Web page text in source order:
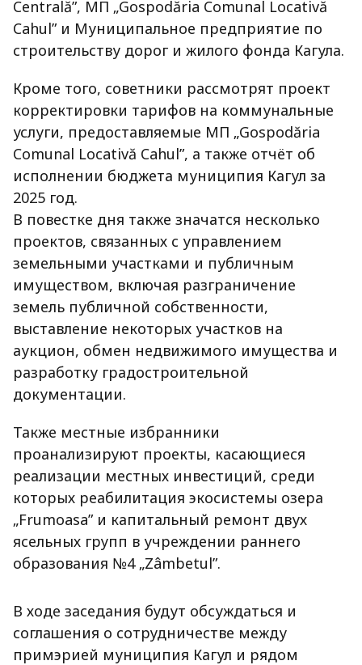
Centrală”, МП „Gospodăria Comunal Locativă
Cahul” и Муниципальное предприятие по
строительству дорог и жилого фонда Кагула.
Кроме того, советники рассмотрят проект
корректировки тарифов на коммунальные
услуги, предоставляемые МП „Gospodăria
Comunal Locativă Cahul”, а также отчёт об
исполнении бюджета муниципия Кагул за
2025 год.
В повестке дня также значатся несколько
проектов, связанных с управлением
земельными участками и публичным
имуществом, включая разграничение
земель публичной собственности,
выставление некоторых участков на
аукцион, обмен недвижимого имущества и
разработку градостроительной
документации.
Также местные избранники
проанализируют проекты, касающиеся
реализации местных инвестиций, среди
которых реабилитация экосистемы озера
„Frumoasa” и капитальный ремонт двух
ясельных групп в учреждении раннего
образования №4 „Zâmbetul”.
В ходе заседания будут обсуждаться и
соглашения о сотрудничестве между
примэрией муниципия Кагул и рядом